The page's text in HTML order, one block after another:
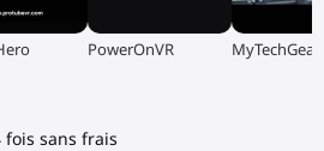
▶
PowerOnVR ▶
MyTechGear
fois sans frais